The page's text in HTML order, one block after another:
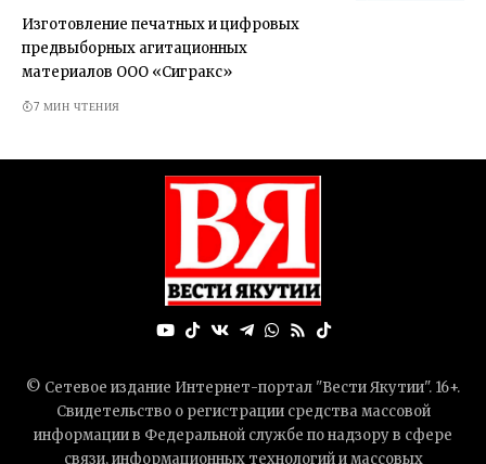
Изготовление печатных и цифровых
предвыборных агитационных
материалов ООО «Сигракс»
7 МИН ЧТЕНИЯ
© Сетевое издание Интернет-портал "Вести Якутии". 16+.
Свидетельство о регистрации средства массовой
информации в Федеральной службе по надзору в сфере
связи, информационных технологий и массовых